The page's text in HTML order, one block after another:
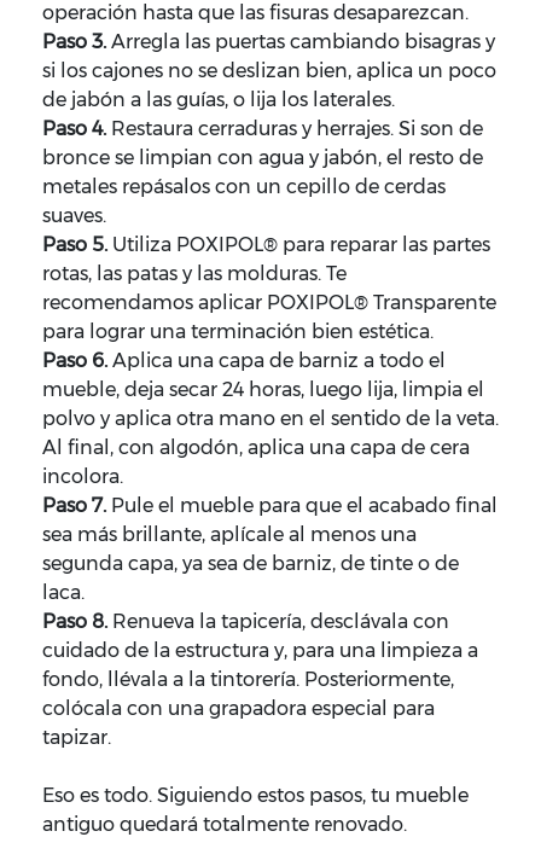
operación hasta que las fisuras desaparezcan.
Paso 3. Arregla las puertas cambiando bisagras y
si los cajones no se deslizan bien, aplica un poco
de jabón a las guías, o lija los laterales.
Paso 4. Restaura cerraduras y herrajes. Si son de
bronce se limpian con agua y jabón, el resto de
metales repásalos con un cepillo de cerdas
suaves.
Paso 5. Utiliza POXIPOL® para reparar las partes
rotas, las patas y las molduras. Te
recomendamos aplicar POXIPOL® Transparente
para lograr una terminación bien estética.
Paso 6. Aplica una capa de barniz a todo el
mueble, deja secar 24 horas, luego lija, limpia el
polvo y aplica otra mano en el sentido de la veta.
Al final, con algodón, aplica una capa de cera
incolora.
Paso 7. Pule el mueble para que el acabado final
sea más brillante, aplícale al menos una
segunda capa, ya sea de barniz, de tinte o de
laca.
Paso 8. Renueva la tapicería, desclávala con
cuidado de la estructura y, para una limpieza a
fondo, llévala a la tintorería. Posteriormente,
colócala con una grapadora especial para
tapizar.
Eso es todo. Siguiendo estos pasos, tu mueble
antiguo quedará totalmente renovado.